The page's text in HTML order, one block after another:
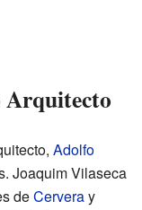
Arquitecto
Adolfo
Joaquim Vilaseca
deCerveray